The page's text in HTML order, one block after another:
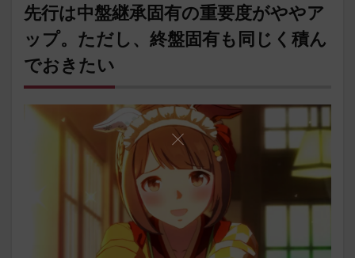
先行は中盤継承固有の重要度がややア
ップ。ただし、終盤固有も同じく積ん
でおきたい